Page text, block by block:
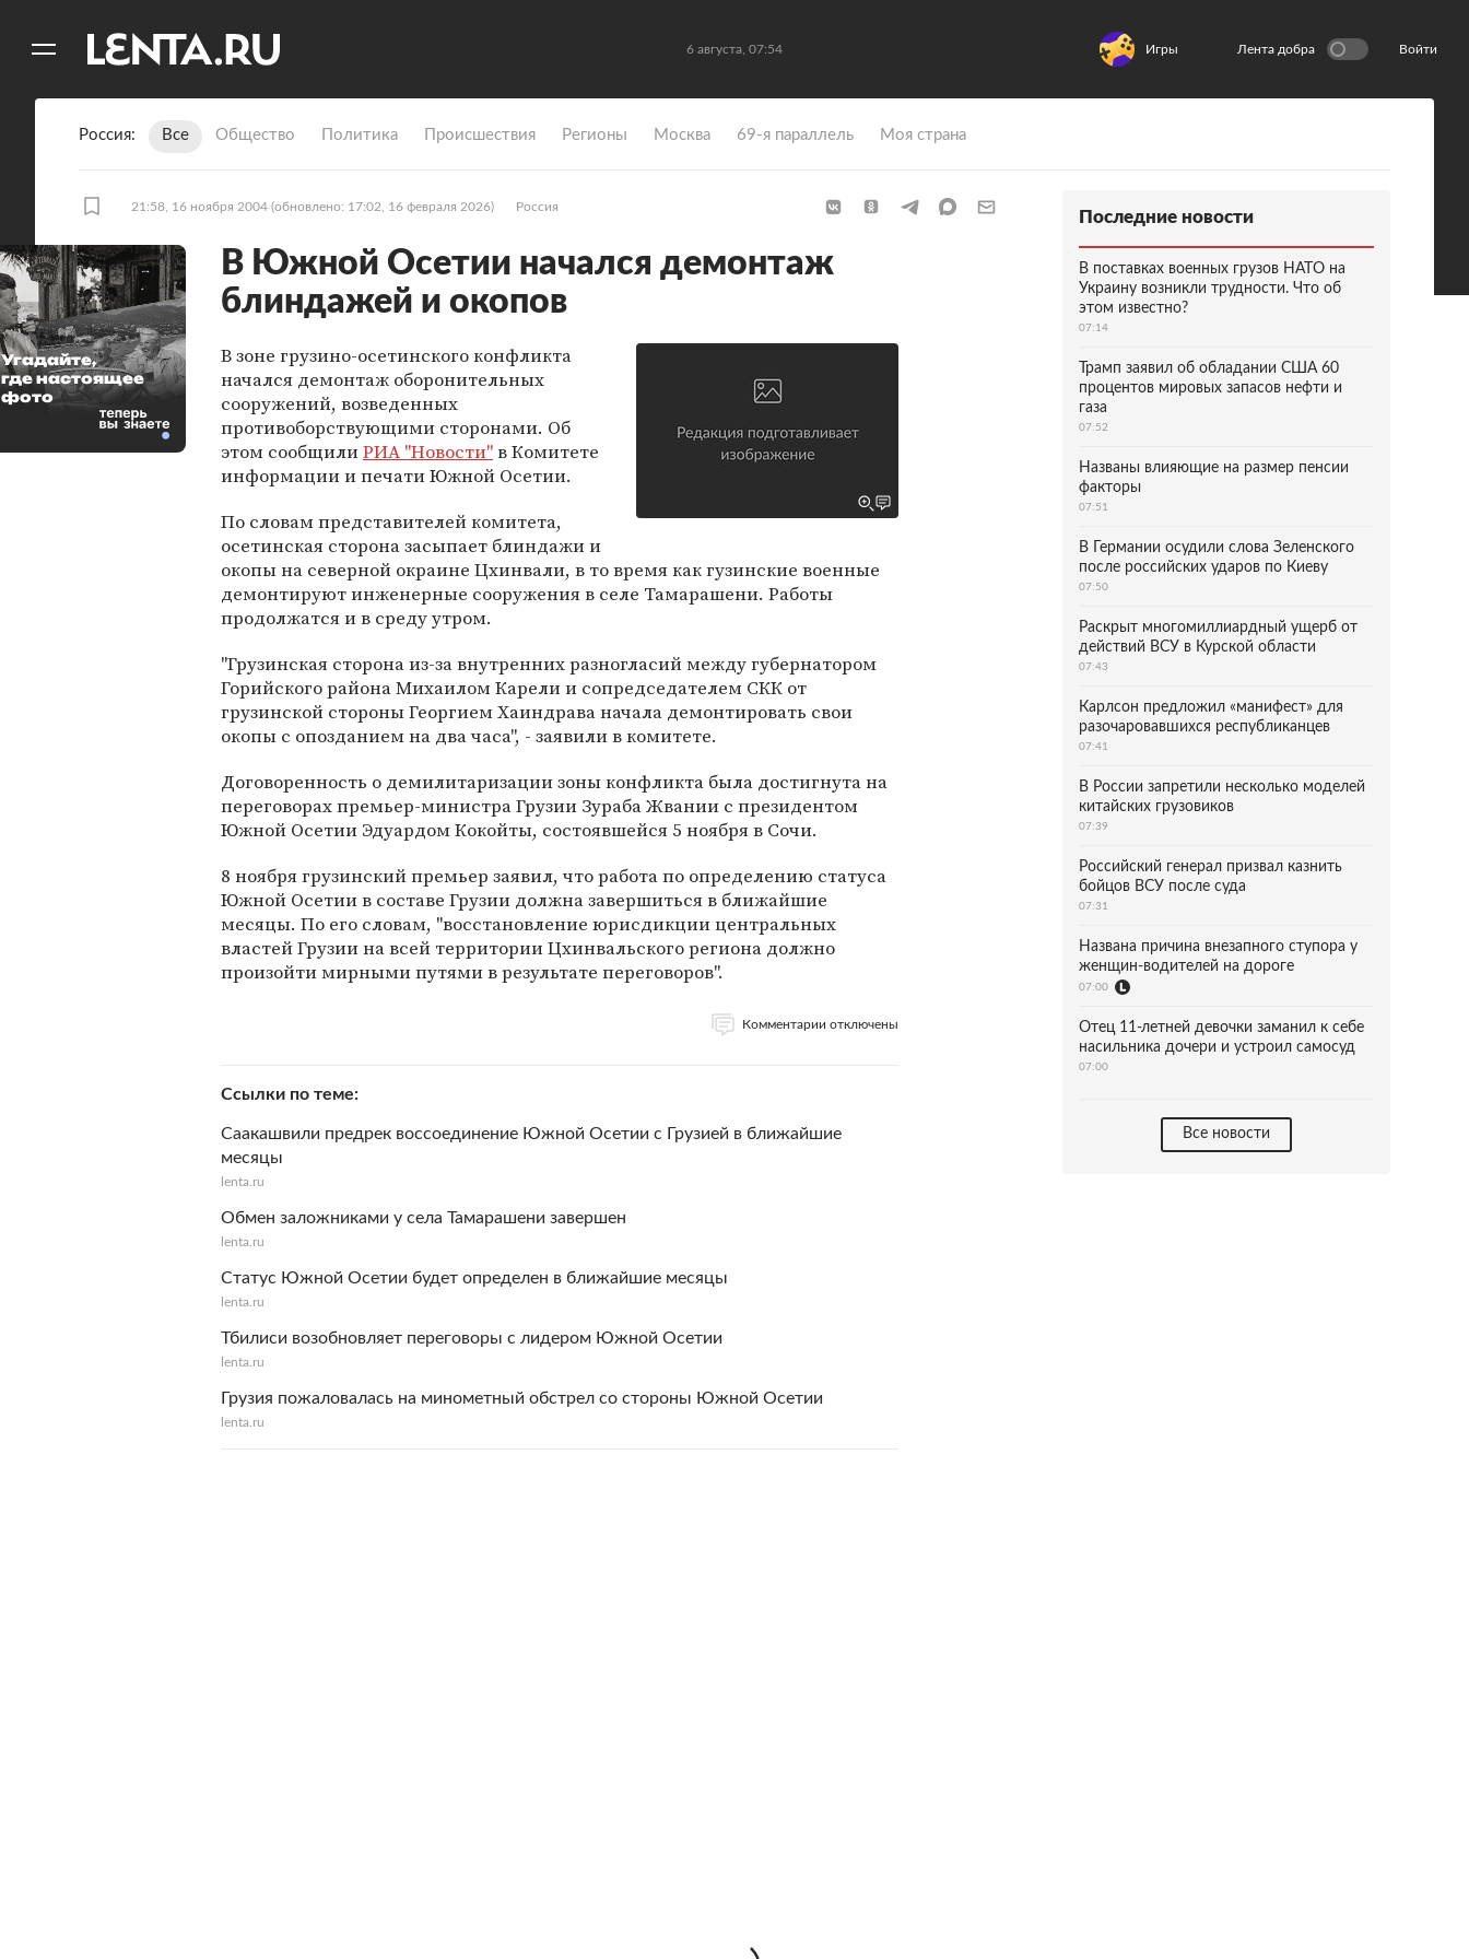
6 августа, 07:54 Игры Лента добра Войти
Россия Все Общество Политика Происшествия Регионы Москва 69-я параллель Моя страна
21:58, 16 ноября 2004 (обновлено: 17:02, 16 февраля 2026) Россия
В Южной Осетии начался демонтаж
блиндажей и окопов
В зоне грузино-осетинского конфликта
начался демонтаж оборонительных
сооружений, возведенных
противоборствующими сторонами. Об
этом сообщилиРИА "Новости"в Комитете
информации и печати Южной Осетии.
По словам представителей комитета,
осетинская сторона засыпает блиндажи и
окопы на северной окраине Цхинвали, в то время как гузинские военные
демонтируют инженерные сооружения в селе Тамарашени. Работы
продолжатся и в среду утром.
"Грузинская сторона из-за внутренних разногласий между губернатором
Горийского района Михаилом Карели и сопредседателем СКК от
грузинской стороны Георгием Хаиндрава начала демонтировать свои
окопы с опозданием на два часа", - заявили в комитете.
Договоренность о демилитаризации зоны конфликта была достигнута на
переговорах премьер-министра Грузии Зураба Жвании с президентом
Южной Осетии Эдуардом Кокойты, состоявшейся 5 ноября в Сочи.
8 ноября грузинский премьер заявил, что работа по определению статуса
Южной Осетии в составе Грузии должна завершиться в ближайшие
месяцы. По его словам, "восстановление юрисдикции центральных
властей Грузии на всей территории Цхинвальского региона должно
произойти мирными путями в результате переговоров".
Комментарии отключены
Ссылки по теме
Саакашвили предрек воссоединение Южной Осетии с Грузией в ближайшие
месяцы
lenta.ru
Обмен заложниками у села Тамарашени завершен
lenta.ru
Статус Южной Осетии будет определен в ближайшие месяцы
lenta.ru
Тбилиси возобновляет переговоры с лидером Южной Осетии
lenta.ru
Грузия пожаловалась на минометный обстрел со стороны Южной Осетии
lenta.ru
Угадайте,
где настоящее
фото
Последние новости
В поставках военных грузов НАТО на
Украину возникли трудности. Что об
этом известно?
07:14
Трамп заявил об обладании США 60
процентов мировых запасов нефти и
газа
07:52
Названы влияющие на размер пенсии
факторы
07:51
В Германии осудили слова Зеленского
после российских ударов по Киеву
07:50
Раскрыт многомиллиардный ущерб от
действий ВСУ в Курской области
07:43
Карлсон предложил «манифест» для
разочаровавшихся республиканцев
07:41
В России запретили несколько моделей
китайских грузовиков
07:39
Российский генерал призвал казнить
бойцов ВСУ после суда
07:31
Названа причина внезапного ступора у
женщин-водителей на дороге
07:00
Отец 11-летней девочки заманил к себе
насильника дочери и устроил самосуд
07:00
Все новости